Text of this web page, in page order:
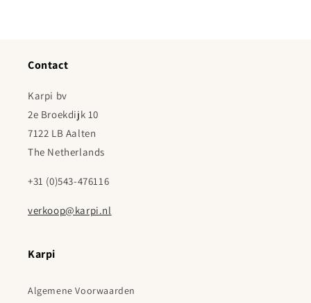
Contact
Karpi bv
2e Broekdijk 10
7122 LB Aalten
The Netherlands
+31 (0)543-476116
verkoop@karpi.nl
Karpi
Algemene Voorwaarden